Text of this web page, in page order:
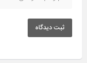
ثبت دیدگاه